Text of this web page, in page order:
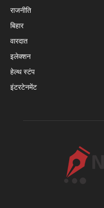
राजनीति
बिहार
वारदात
इलेक्शन
हेल्थ स्टंप
इंटरटेनमेंट